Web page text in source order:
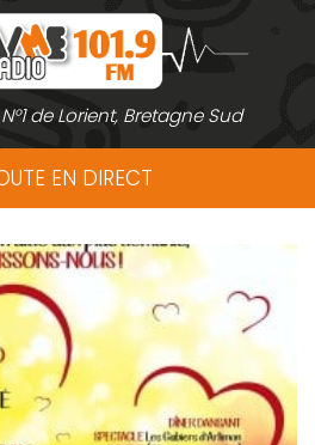
de Lorient, Bretagne Sud
EN DIRECT